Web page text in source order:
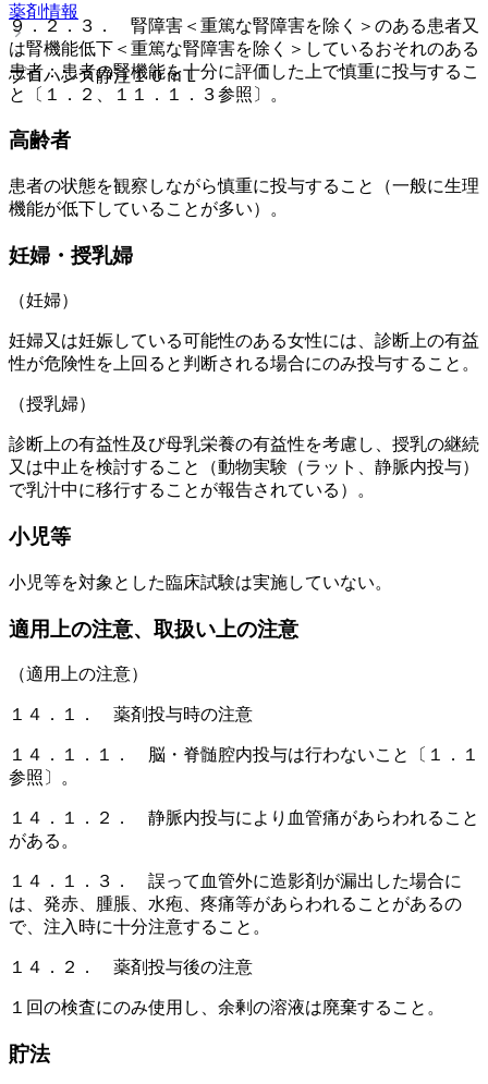
薬剤情報
プロハンス静注１０ｍＬ
９．２．３． 腎障害＜重篤な腎障害を除く＞のある患者又
は腎機能低下＜重篤な腎障害を除く＞しているおそれのある
患者：患者の腎機能を十分に評価した上で慎重に投与するこ
と〔１．２、１１．１．３参照〕。
高齢者
患者の状態を観察しながら慎重に投与すること（一般に生理
機能が低下していることが多い）。
妊婦・授乳婦
（妊婦）
妊婦又は妊娠している可能性のある女性には、診断上の有益
性が危険性を上回ると判断される場合にのみ投与すること。
（授乳婦）
診断上の有益性及び母乳栄養の有益性を考慮し、授乳の継続
又は中止を検討すること（動物実験（ラット、静脈内投与）
で乳汁中に移行することが報告されている）。
小児等
小児等を対象とした臨床試験は実施していない。
適用上の注意、取扱い上の注意
（適用上の注意）
１４．１． 薬剤投与時の注意
１４．１．１． 脳・脊髄腔内投与は行わないこと〔１．１
参照〕。
１４．１．２． 静脈内投与により血管痛があらわれること
がある。
１４．１．３． 誤って血管外に造影剤が漏出した場合に
は、発赤、腫脹、水疱、疼痛等があらわれることがあるの
で、注入時に十分注意すること。
１４．２． 薬剤投与後の注意
１回の検査にのみ使用し、余剰の溶液は廃棄すること。
貯法